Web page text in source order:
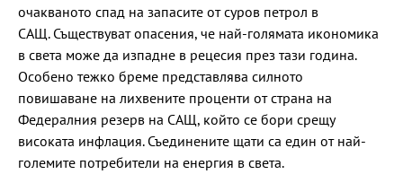
очакваното спад на запасите от суров петрол в
САЩ. Съществуват опасения, че най-голямата икономика
в света може да изпадне в рецесия през тази година.
Особено тежко бреме представлява силното
повишаване на лихвените проценти от страна на
Федералния резерв на САЩ, който се бори срещу
високата инфлация. Съединените щати са един от най-
големите потребители на енергия в света.